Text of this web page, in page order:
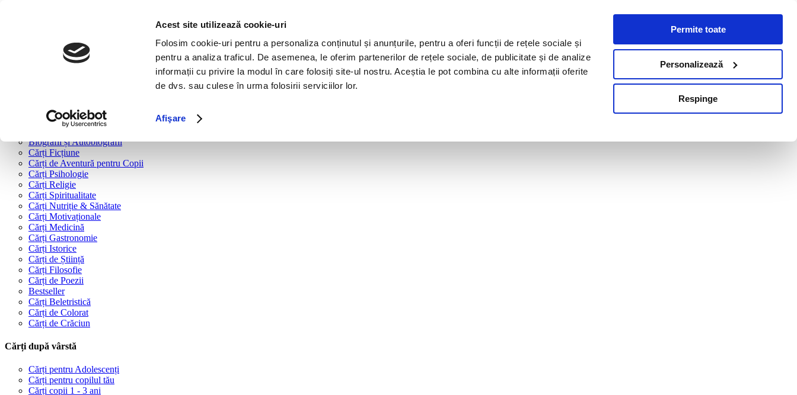
Acest site utilizează cookie-uri
Folosim cookie-uri pentru a personaliza conținutul și anunțurile, pentru a oferi funcții de rețele sociale și
pentru a analiza traficul. De asemenea, le oferim partenerilor de rețele sociale, de publicitate și de analize
informații cu privire la modul în care folosiți site-ul nostru. Aceștia le pot combina cu alte informații oferite
de dvs. sau culese în urma folosirii serviciilor lor.
Afişare
Permite toate
Personalizează
Respinge
Cărți după tipologie
Cărți Dezvoltare Personală
Cărți Familie & Cuplu
Biografii și Autobiografii
Cărți Ficțiune
Cărți de Aventură pentru Copii
Cărți Psihologie
Cărți Religie
Cărți Spiritualitate
Cărți Nutriție & Sănătate
Cărți Motivaționale
Cărți Medicină
Cărți Gastronomie
Cărți Istorice
Cărți de Știință
Cărți Filosofie
Cărți de Poezii
Bestseller
Cărți Beletristică
Cărți de Colorat
Cărți de Crăciun
Cărți după vârstă
Cărți pentru Adolescenți
Cărți pentru copilul tău
Cărți copii 1 - 3 ani